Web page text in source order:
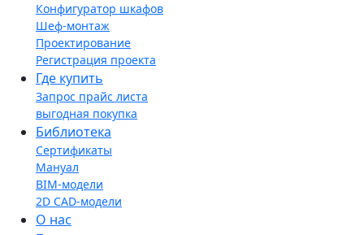
Конфигуратор шкафов
Шеф-монтаж
Проектирование
Регистрация проекта
Где купить
Запрос прайс листа
выгодная покупка
Библиотека
Сертификаты
Мануал
BIM-модели
2D CAD-модели
О нас